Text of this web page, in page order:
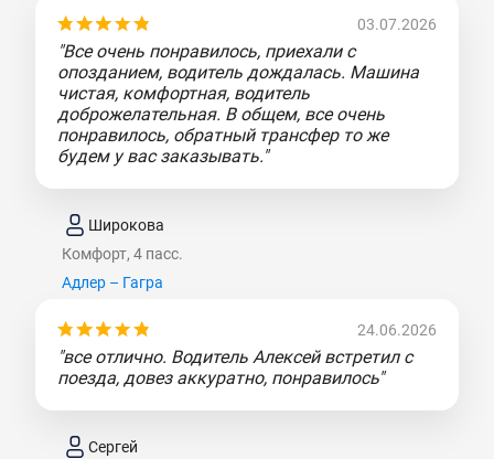
03.07.2026
"Все очень понравилось, приехали с
опозданием, водитель дождалась. Машина
чистая, комфортная, водитель
доброжелательная. В общем, все очень
понравилось, обратный трансфер то же
будем у вас заказывать."
Широкова
Комфорт, 4 пасс.
Адлер – Гагра
24.06.2026
"все отлично. Водитель Алексей встретил с
поезда, довез аккуратно, понравилось"
Сергей